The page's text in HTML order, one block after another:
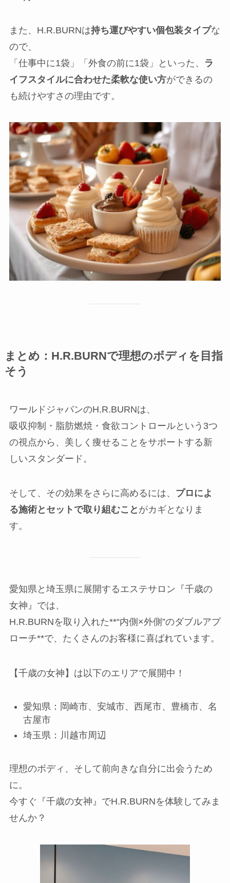
また、H.R.BURNは持ち運びやすい個包装タイプな
ので、
「仕事中に1袋」「外食の前に1袋」といった、
ラ
イフスタイルに合わせた柔軟な使い方ができるの
も続けやすさの理由です。
まとめ：H.R.BURNで理想のボディを目指
そう
ワールドジャパンのH.R.BURNは、
吸収抑制・脂肪燃焼・食欲コントロールという3つ
の視点から、美しく痩せることをサポートする新
しいスタンダード。
そして、その効果をさらに高めるには、 プロによ
る施術とセットで取り組むこと がカギとなりま
す。
愛知県と埼玉県に展開するエステサロン『千歳の
女神』では、
H.R.BURNを取り入れた**“内側×外側”のダブルアプ
ローチ**で、たくさんのお客様に喜ばれています。
【千歳の女神】は以下のエリアで展開中！
愛知県：岡崎市、安城市、西尾市、豊橋市、名
古屋市
埼玉県：川越市周辺
理想のボディ、そして前向きな自分に出会うため
に。
今すぐ『千歳の女神』でH.R.BURNを体験してみま
せんか？